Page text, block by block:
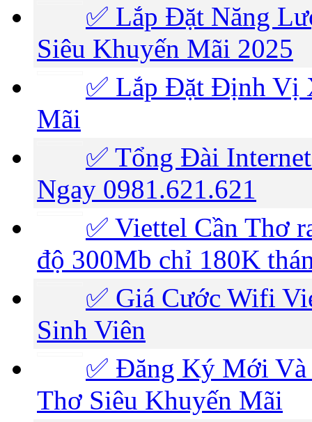
✅ Lắp Đặt Năng
Siêu Khuyến Mãi 2025
✅ Lắp Đặt Định Vị
Mãi
✅ Tổng Đài
Ngay 0981.621.621
✅ ‎Viettel Cần Thơ
độ 300Mb chỉ 180K
✅ ‎Giá Cước Wifi
Sinh Viên
✅‎ Đăng Ký Mới Và
Thơ Siêu Khuyến Mãi